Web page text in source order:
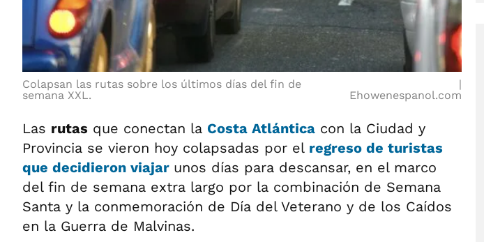
Colapsan las rutas sobre los últimos días del fin de
semana XXL.
Ehowenespanol.com
Las rutas que conectan la Costa Atlántica con la Ciudad y
Provincia se vieron hoy colapsadas por el regreso de turistas
que decidieron viajar unos días para descansar, en el marco
del fin de semana extra largo por la combinación de Semana
Santa y la conmemoración de Día del Veterano y de los Caídos
en la Guerra de Malvinas.